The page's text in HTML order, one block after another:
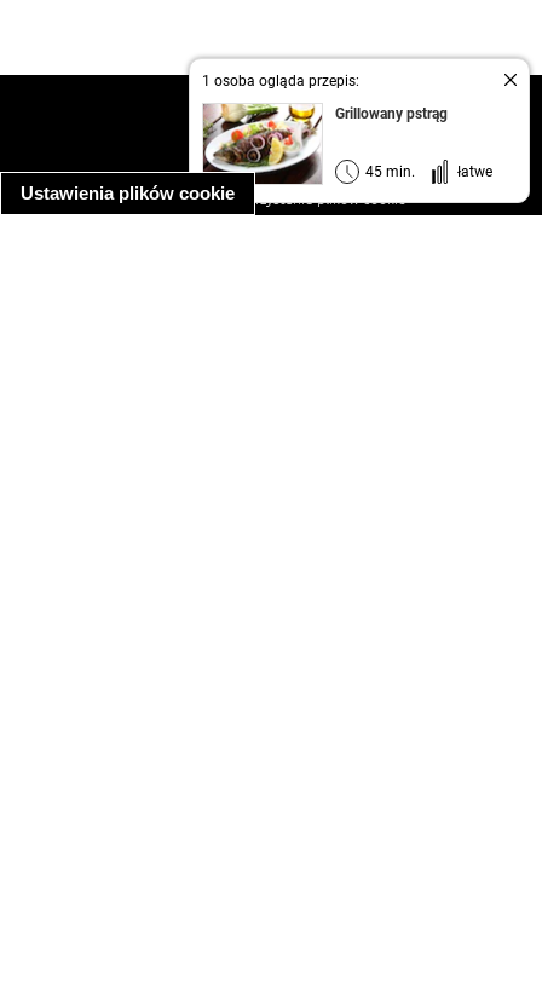
Ustawienia plików cookie
1 osoba ogląda przepis:
Grillowany pstrąg
45 min. łatwe
kontakt
regulamin
informacja o prywatności
informacja o wykorzystaniu plików cookie